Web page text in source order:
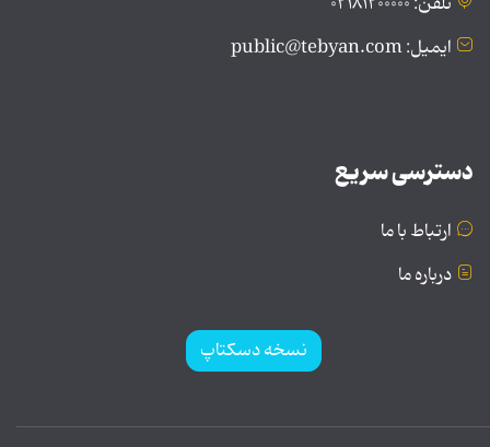
ایمیل: public@tebyan.com
دسترسی سریع
ارتباط با ما
درباره ما
نسخه دسکتاپ